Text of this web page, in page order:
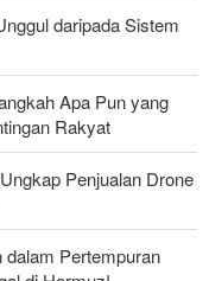
daripada Sistem
Apa Pun yang
Rakyat
Penjualan Drone
dalam Pertempuran